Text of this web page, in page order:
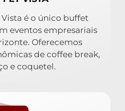
Vista é o único buffet
eventos empresariais
Oferecemos
de coffee break,
e coquetel.